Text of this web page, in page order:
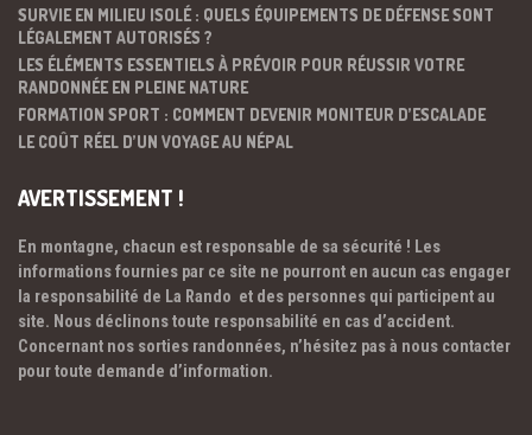
SURVIE EN MILIEU ISOLÉ : QUELS ÉQUIPEMENTS DE DÉFENSE SONT
LÉGALEMENT AUTORISÉS ?
LES ÉLÉMENTS ESSENTIELS À PRÉVOIR POUR RÉUSSIR VOTRE
RANDONNÉE EN PLEINE NATURE
FORMATION SPORT : COMMENT DEVENIR MONITEUR D’ESCALADE
LE COÛT RÉEL D’UN VOYAGE AU NÉPAL
AVERTISSEMENT !
En montagne, chacun est responsable de sa sécurité ! Les
informations fournies par ce site ne pourront en aucun cas engager
la responsabilité de La Rando et des personnes qui participent au
site. Nous déclinons toute responsabilité en cas d’accident.
Concernant nos sorties randonnées, n’hésitez pas à nous contacter
pour toute demande d’information.